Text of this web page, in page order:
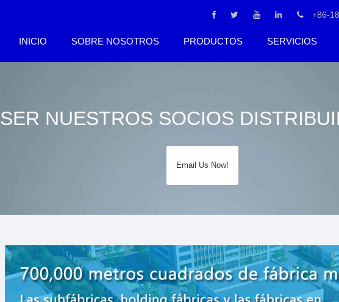
+86-
INICIO SOBRE NOSOTROS PRODUCTOS SERVICIOS
SER NUESTROS SOCIOS
Email Us Now!